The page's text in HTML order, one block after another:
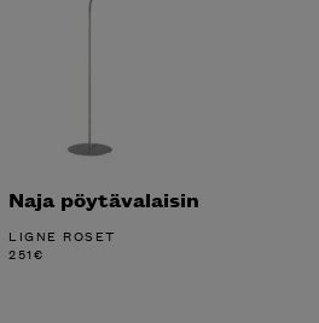
Naja pöytävalaisin
LIGNE ROSET
251€